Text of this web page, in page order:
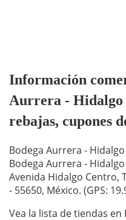
Información
Aurrera - Hidalgo
rebajas, cupones
Bodega Aurrera -
Bodega Aurrera -
Avenida Hidalgo Centro,
- 55650, México. (GPS:
Vea la lista de tiendas